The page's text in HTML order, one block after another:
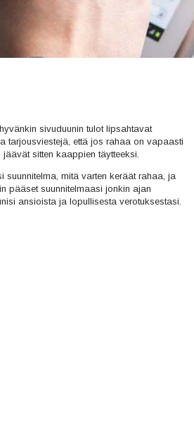
sivuduunin tulot lipsahtavat
tarjousviestejä, että jos rahaa on vapaasti
sitten kaappien täytteeksi.
mitä varten keräät rahaa, ja
pääset suunnitelmaasi jonkin ajan
ansioista ja lopullisesta verotuksestasi.